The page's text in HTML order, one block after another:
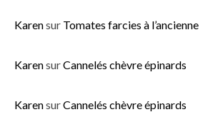
Karensur Tomates farcies à l’ancienne
KarensurCannelés chèvre épinards
KarensurCannelés chèvre épinards